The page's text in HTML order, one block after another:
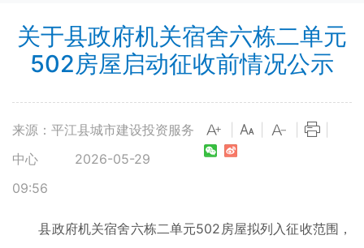
关于县政府机关宿舍六栋二单元
502房屋启动征收前情况公示
来源：平江县城市建设投资服务
中心
2026-05-29
09:56
县政府机关宿舍六栋二单元502房屋拟列入征收范围，